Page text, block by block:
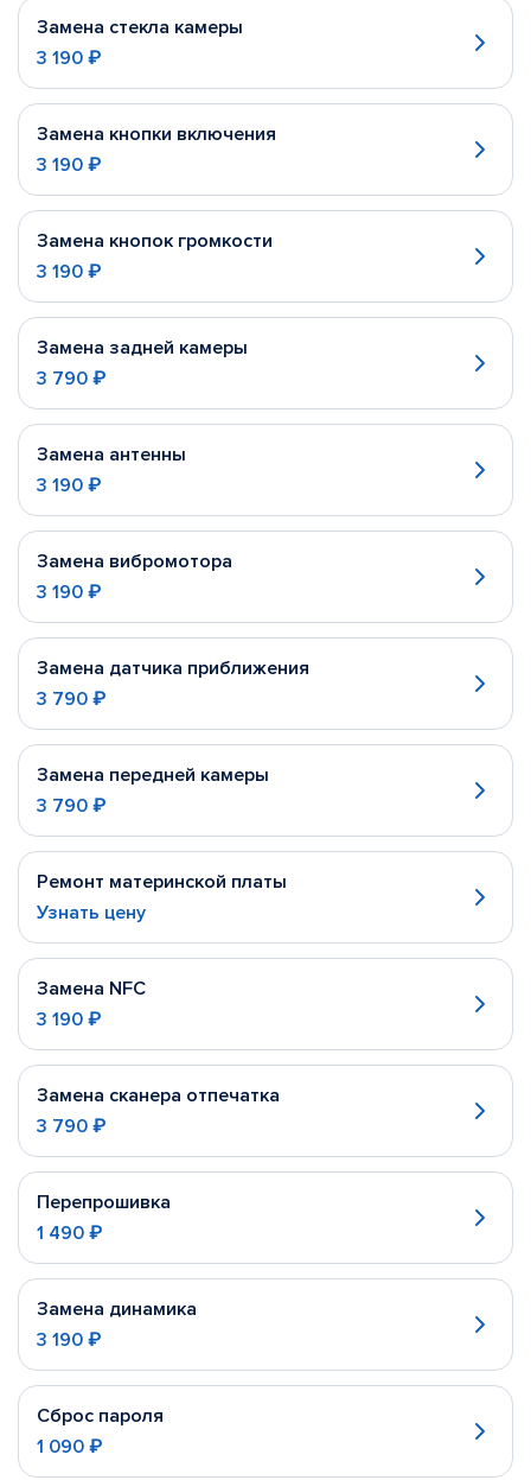
Замена стекла камеры
3 190 ₽
Замена кнопки включения
3 190 ₽
Замена кнопок громкости
3 190 ₽
Замена задней камеры
3 790 ₽
Замена антенны
3 190 ₽
Замена вибромотора
3 190 ₽
Замена датчика приближения
3 790 ₽
Замена передней камеры
3 790 ₽
Ремонт материнской платы
Узнать цену
Замена NFC
3 190 ₽
Замена сканера отпечатка
3 790 ₽
Перепрошивка
1 490 ₽
Замена динамика
3 190 ₽
Сброс пароля
1 090 ₽